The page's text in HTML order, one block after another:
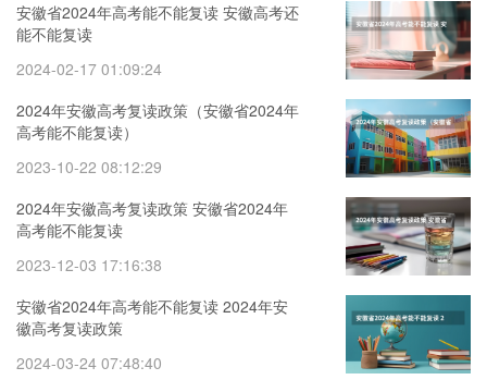
安徽省2024年高考能不能复读 安徽高考还
能不能复读
2024-02-17 01:09:24
2024年安徽高考复读政策（安徽省2024年
高考能不能复读）
2023-10-22 08:12:29
2024年安徽高考复读政策 安徽省2024年
高考能不能复读
2023-12-03 17:16:38
安徽省2024年高考能不能复读 2024年安
徽高考复读政策
2024-03-24 07:48:40